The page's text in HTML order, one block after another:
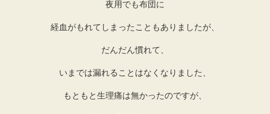
夜用でも布団に
経血がもれてしまったこともありましたが、
だんだん慣れて、
いまでは漏れることはなくなりました、
もともと生理痛は無かったのですが、